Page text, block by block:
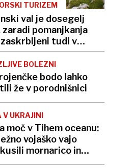
TURIZEM
val je dosegelj
zaradi pomanjkanja
tudi v
BOLEZNI
bodo lahko
že v porodnišnici
V UKRAJINI
moč v Tihem oceanu:
vojaško vajo
mornarico in
rakete